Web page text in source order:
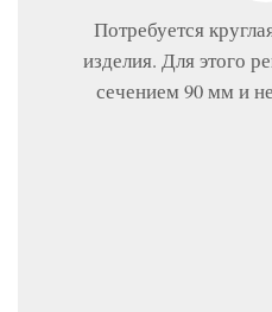
Потребуется
изделия. Для этого
сечением 90 мм и